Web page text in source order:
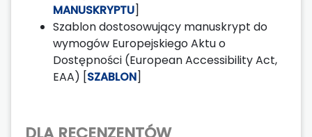
MANUSKRYPTU]
Szablon dostosowujący manuskrypt do
wymogów Europejskiego Aktu o
Dostępności (European Accessibility Act,
EAA) [SZABLON]